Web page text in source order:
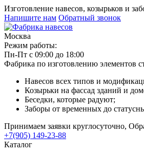
Изготовление навесов, козырьков и
Напишите нам Обратный звонок
Москва
Режим работы:
Пн-Пт с 09:00 до 18:00
Фабрика по изготовлению элементов
Навесов всех типов и
Козырьки на фассад зданий и
Беседки, которые радуют;
Заборы от временных до
Принимаем заявки круглосуточно,
+7(905) 149-23-88
Каталог